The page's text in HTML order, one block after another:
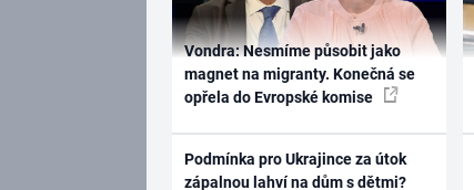
Vondra: Nesmíme působit jako
magnet na migranty. Konečná se
opřela do Evropské komise
Podmínka pro Ukrajince za útok
zápalnou lahví na dům s dětmi?